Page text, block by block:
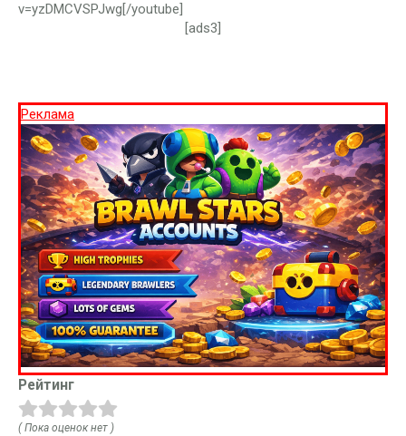
v=yzDMCVSPJwg[/youtube]
[ads3]
Реклама
Рейтинг
( Пока оценок нет )